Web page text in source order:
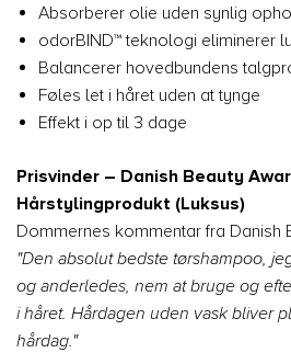
Absorberer olie uden synlig
odorBIND™ teknologi eliminerer
Balancerer hovedbundens
Føles let i håret uden at tynge
Effekt i op til 3 dage
Prisvinder – Danish Beauty
Hårstylingprodukt (Luksus)
Dommernes kommentar fra Danish
"Den absolut bedste tørshampoo,
og anderledes, nem at bruge og
i håret. Hårdagen uden vask bliver
hårdag."